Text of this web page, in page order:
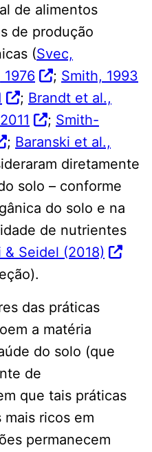
de alimentos
de produção
(Svec,
; Smith, 1993
; Brandt et al.,
; Smith-
; Baranski et al.,
diretamente
solo – conforme
do solo e na
de nutrientes
Seidel (2018)
das práticas
a matéria
do solo (que
de
que tais práticas
ricos em
permanecem